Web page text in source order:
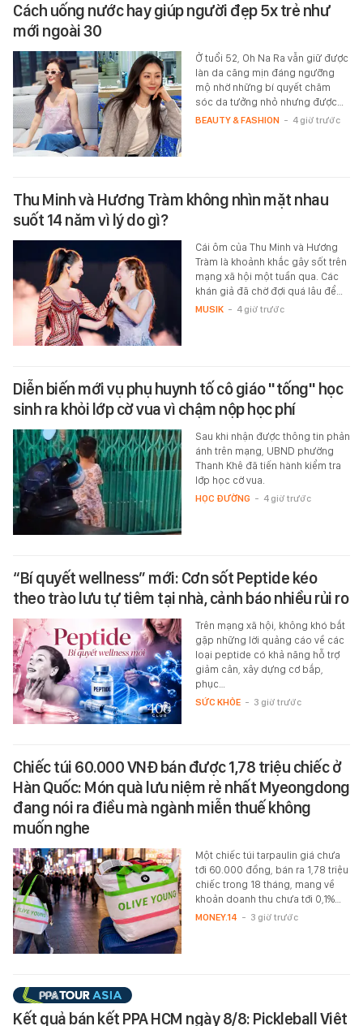
Cách uống nước hay giúp người đẹp 5x trẻ như
mới ngoài 30
Ở tuổi 52, Oh Na Ra vẫn giữ được
làn da căng mịn đáng ngưỡng
mộ nhờ những bí quyết chăm
sóc da tưởng nhỏ nhưng được…
BEAUTY & FASHION - 4 giờ trước
Thu Minh và Hương Tràm không nhìn mặt nhau
suốt 14 năm vì lý do gì?
Cái ôm của Thu Minh và Hương
Tràm là khoảnh khắc gây sốt trên
mạng xã hội một tuần qua. Các
khán giả đã chờ đợi quá lâu để…
MUSIK - 4 giờ trước
Diễn biến mới vụ phụ huynh tố cô giáo "tống" học
sinh ra khỏi lớp cờ vua vì chậm nộp học phí
Sau khi nhận được thông tin phản
ánh trên mạng, UBND phường
Thanh Khê đã tiến hành kiểm tra
lớp học cờ vua.
HỌC ĐƯỜNG - 4 giờ trước
“Bí quyết wellness” mới: Cơn sốt Peptide kéo
theo trào lưu tự tiêm tại nhà, cảnh báo nhiều rủi ro
Trên mạng xã hội, không khó bắt
gặp những lời quảng cáo về các
loại peptide có khả năng hỗ trợ
giảm cân, xây dựng cơ bắp,
phục…
SỨC KHỎE - 3 giờ trước
Chiếc túi 60.000 VNĐ bán được 1,78 triệu chiếc ở
Hàn Quốc: Món quà lưu niệm rẻ nhất Myeongdong
đang nói ra điều mà ngành miễn thuế không
muốn nghe
Một chiếc túi tarpaulin giá chưa
tới 60.000 đồng, bán ra 1,78 triệu
chiếc trong 18 tháng, mang về
khoản doanh thu chưa tới 0,1%…
MONEY.14 - 3 giờ trước
Kết quả bán kết PPA HCM ngày 8/8: Pickleball Việt